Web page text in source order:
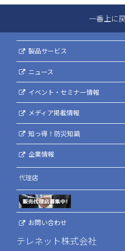
一番上に
製品サービス
ニュース
イベント・セミナー情報
メディア掲載情報
知っ得！防災知識
企業情報
代理店
お問い合わせ
テレネット株式会社